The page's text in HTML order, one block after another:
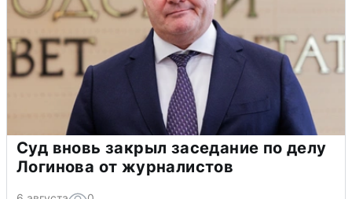
Суд вновь закрыл заседание по делу
Логинова от журналистов